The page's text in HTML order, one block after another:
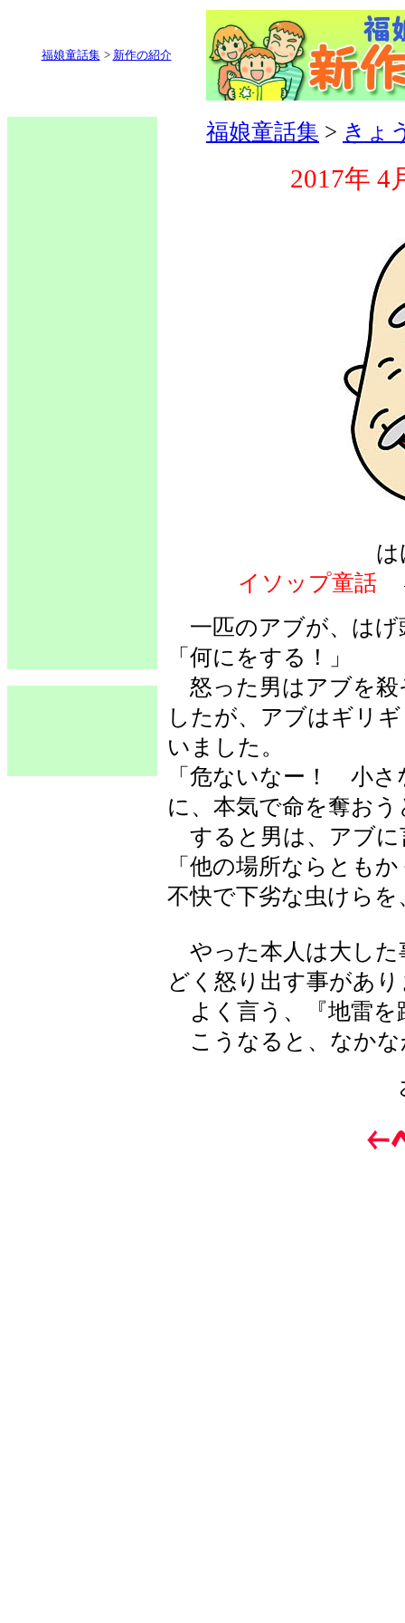
福娘童話集 > 新作の紹介
福娘童話集 > きょ
2017年 4
は
イソップ童話
一匹のアブが、はげ
「何にをする！」
怒った男はアブを殺
したが、アブはギリ
いました。
「危ないなー！ 小
に、本気で命を奪お
すると男は、アブに
「他の場所ならとも
不快で下劣な虫けら
やった本人は大した
どく怒り出す事があ
よく言う、『地雷を
こうなると、なかな